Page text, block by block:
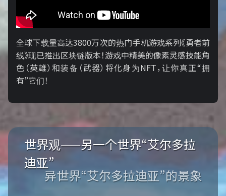
全球下载量高达3800万次的热门手机游戏系列《勇者前
线》现已推出区块链版本！游戏中精美的像素灵感技能角
色（英雄）和装备（武器）将化身为NFT，让你真正“拥
有”它们！
世界观——另一个世界“艾尔多拉
迪亚”
异世界“艾尔多拉迪亚”的景象